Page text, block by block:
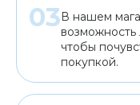
В нашем
возможность
чтобы
покупкой.